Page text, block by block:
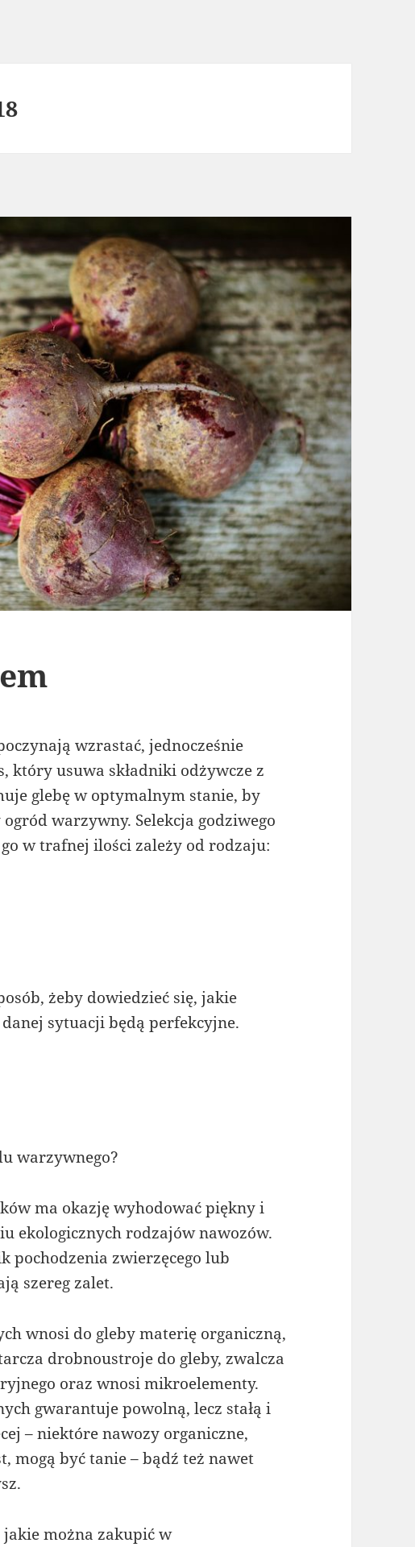
wzrastać, jednocześnie
który usuwa składniki odżywcze z
glebę w optymalnym stanie, by
warzywny. Selekcja godziwego
w trafnej ilości zależy od rodzaju:
żeby dowiedzieć się, jakie
sytuacji będą perfekcyjne.
warzywnego?
ma okazję wyhodować piękny i
ekologicznych rodzajów nawozów.
pochodzenia zwierzęcego lub
szereg zalet.
wnosi do gleby materię organiczną,
drobnoustroje do gleby, zwalcza
oraz wnosi mikroelementy.
gwarantuje powolną, lecz stałą i
– niektóre nawozy organiczne,
mogą być tanie – bądź też nawet
jakie można zakupić w